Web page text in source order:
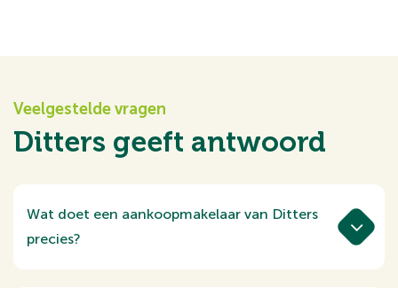
Veelgestelde vragen
Ditters geeft antwoord
Wat doet een aankoopmakelaar van Ditters
precies?